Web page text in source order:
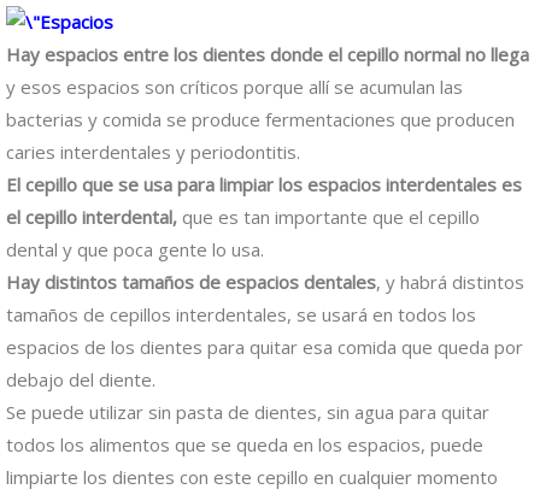
Hay espacios entre los dientes donde el cepillo normal no llega
y esos espacios son críticos porque allí se acumulan las
bacterias y comida se produce fermentaciones que producen
caries interdentales y periodontitis.
El cepillo que se usa para limpiar los espacios interdentales es
el cepillo interdental, que es tan importante que el cepillo
dental y que poca gente lo usa.
Hay distintos tamaños de espacios dentales, y habrá distintos
tamaños de cepillos interdentales, se usará en todos los
espacios de los dientes para quitar esa comida que queda por
debajo del diente.
Se puede utilizar sin pasta de dientes, sin agua para quitar
todos los alimentos que se queda en los espacios, puede
limpiarte los dientes con este cepillo en cualquier momento